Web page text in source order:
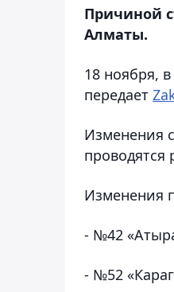
Причиной
Алматы.
18 ноября,
передает
Изменения
проводятся
Изменения
- №42
- №52